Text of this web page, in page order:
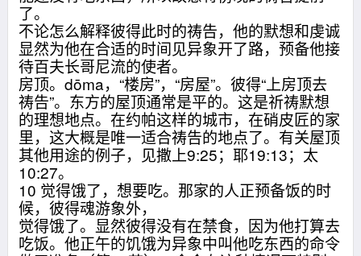
了。
不论怎么解释彼得此时的祷告，他的默想和虔诚
显然为他在合适的时间见异象开了路，预备他接
待百夫长哥尼流的使者。
房顶。dōma，“楼房”，“房屋”。彼得“上房顶去
祷告”。东方的屋顶通常是平的。这是祈祷默想
的理想地点。在约帕这样的城市，在硝皮匠的家
里，这大概是唯一适合祷告的地点了。有关屋顶
其他用途的例子，见撒上9:25；耶19:13；太
10:27。
10 觉得饿了，想要吃。那家的人正预备饭的时
候，彼得魂游象外，
觉得饿了。显然彼得没有在禁食，因为他打算去
吃饭。他正午的饥饿为异象中叫他吃东西的命令